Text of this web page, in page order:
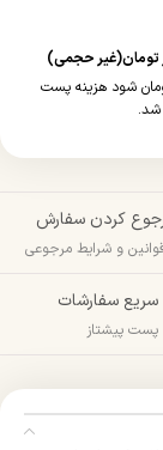
شما بالای 2 میلیون و 500 هزار تومان شود هزینه پست
شد.
کردن سفارش
و شرایط مرجوعی
سریع سفارشات
پست پیشتاز